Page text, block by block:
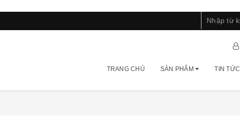
TRANG CHỦ SẢN PHẨM TIN TỨC